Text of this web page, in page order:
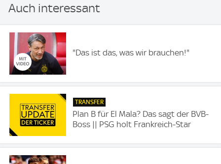
Auch interessant
"Das ist das, was wir brauchen!"
TRANSFER
Plan B für El Mala? Das sagt der BVB-
Boss || PSG holt Frankreich-Star